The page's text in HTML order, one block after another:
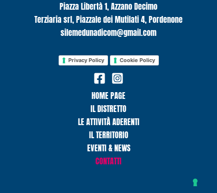
Piazza Libertà 1, Azzano Decimo
Terziaria srl, Piazzale dei Mutilati 4, Pordenone
silemedunadicom@gmail.com
Privacy Policy Cookie Policy
HOME PAGE
IL DISTRETTO
LE ATTIVITÀ ADERENTI
IL TERRITORIO
EVENTI & NEWS
CONTATTI